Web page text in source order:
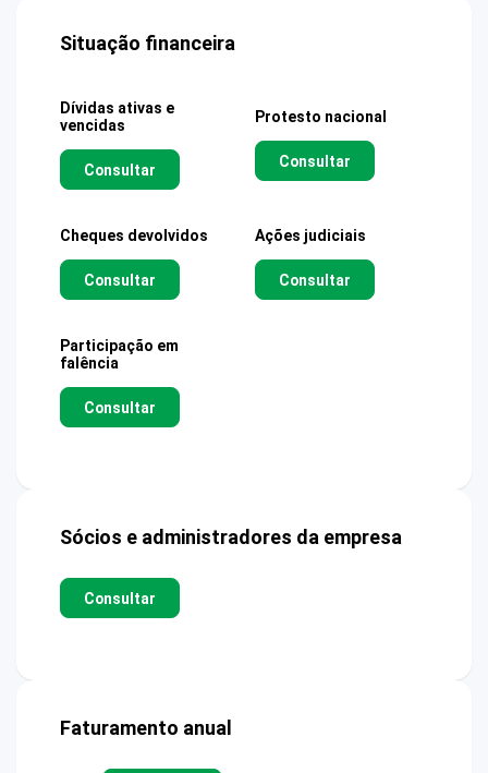
Situação financeira
Dívidas ativas e
vencidas
Consultar
Protesto nacional
Consultar
Cheques devolvidos
Consultar
Ações judiciais
Consultar
Participação em
falência
Consultar
Sócios e administradores da empresa
Consultar
Faturamento anual